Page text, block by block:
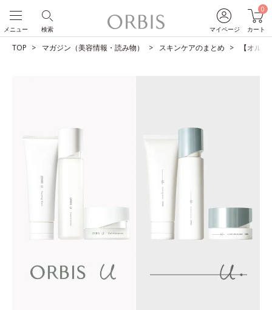
マイページ
0
カート
検索
メニュー
TOP マガジン（美容情報・読み物） スキンケアのまとめ 【オル